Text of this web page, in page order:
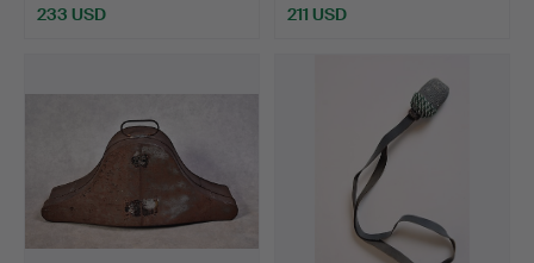
233 USD 211 USD